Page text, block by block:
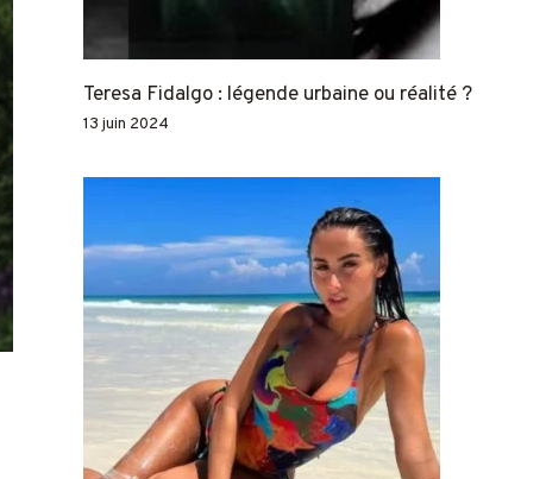
Teresa Fidalgo : légende urbaine ou réalité ?
13 juin 2024